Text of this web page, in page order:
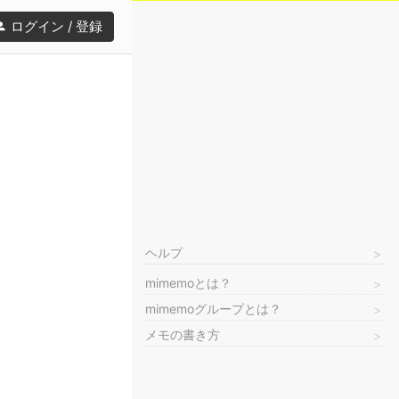
ログイン / 登録
ヘルプ
mimemoとは？
mimemoグループとは？
メモの書き方